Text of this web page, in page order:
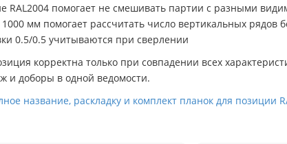
RAL2004 помогает не смешивать партии с разными
мм помогает рассчитать число вертикальных рядов
0.5/0.5 учитываются при сверлении
корректна только при совпадении всех
и доборы в одной ведомости.
название, раскладку и комплект планок для позиции